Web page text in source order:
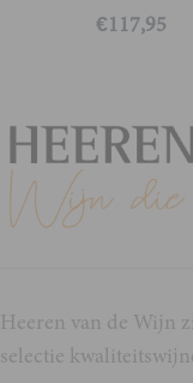
€117,95
Heeren van de Wijn
selectie